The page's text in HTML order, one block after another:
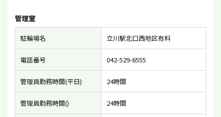
管理室
駐輪場名 立川駅北口西地区有料
電話番号 042-529-6555
管理員勤務時間(平日) 24時間
管理員勤務時間() 24時間